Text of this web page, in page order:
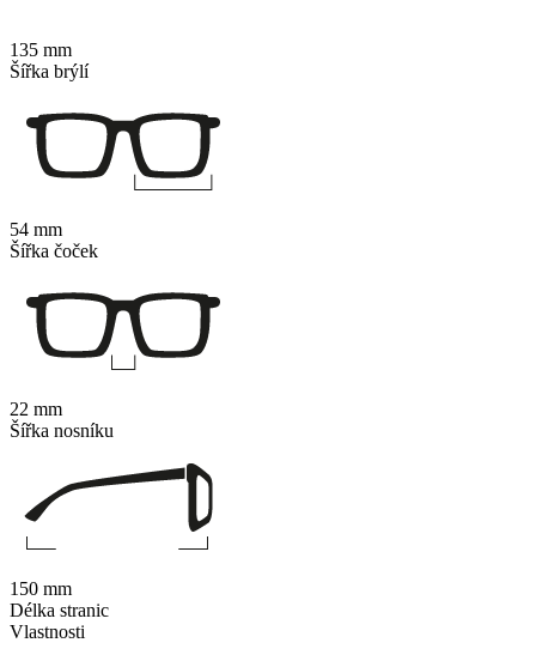
Vlastnosti
135 mm
Šířka brýlí
54 mm
Šířka čoček
22 mm
Šířka nosníku
150 mm
Délka stranic